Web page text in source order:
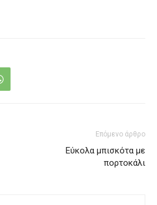
Επόμενο άρθρο
Εύκολα μπισκότα με
πορτοκάλι